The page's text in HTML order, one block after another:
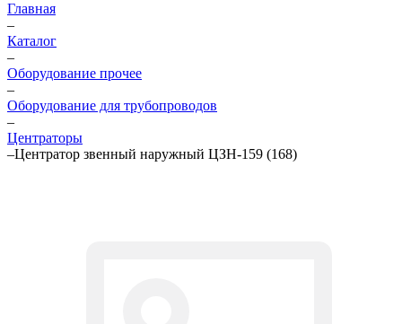
Главная
–
Каталог
–
Оборудование прочее
–
Оборудование для трубопроводов
–
Центраторы
–Центратор звенный наружный ЦЗН-159 (168)